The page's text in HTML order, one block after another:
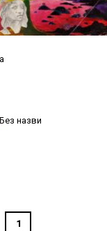
Геннадій
Давид
Володимир
Павло
Валерій
1